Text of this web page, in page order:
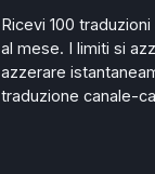
Ricevi 100
al mese. I limiti si
azzerare
traduzione canale-